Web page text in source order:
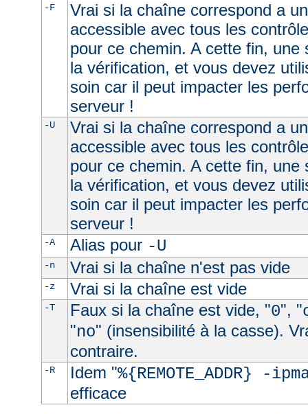
-F
Vrai si la chaîne correspond a
accessible avec tous les
pour ce chemin. A cette fin, une
la vérification, et vous devez
soin car il peut impacter les
serveur !
-U
Vrai si la chaîne correspond a
accessible avec tous les
pour ce chemin. A cette fin, une
la vérification, et vous devez
soin car il peut impacter les
serveur !
-A Alias pour -U
-n Vrai si la chaîne n'est pas vide
-z Vrai si la chaîne est vide
-T Faux si la chaîne est vide, "0", "
"no" (insensibilité à la casse).
contraire.
-R Idem "%{REMOTE_ADDR} -
efficace